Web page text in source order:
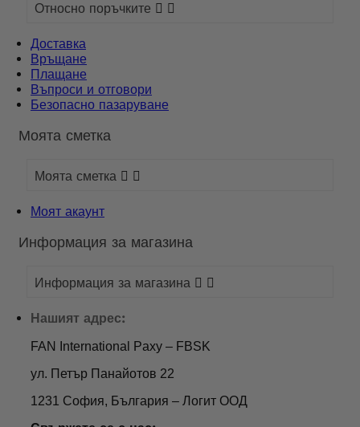
Относно поръчките  
Доставка
Връщане
Плащане
Въпроси и отговори
Безопасно пазаруване
Моята сметка
Моята сметка  
Моят акаунт
Информация за магазина
Информация за магазина  
Нашият адрес:
FAN International Paxy – FBSK
ул. Петър Панайотов 22
1231 София, България – Логит ООД